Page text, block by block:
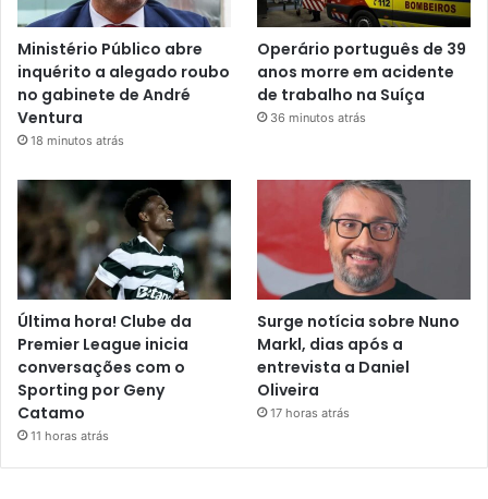
Ministério Público abre
inquérito a alegado roubo
no gabinete de André
Ventura
18 minutos atrás
Operário português de 39
anos morre em acidente
de trabalho na Suíça
36 minutos atrás
Última hora! Clube da
Premier League inicia
conversações com o
Sporting por Geny
Catamo
11 horas atrás
Surge notícia sobre Nuno
Markl, dias após a
entrevista a Daniel
Oliveira
17 horas atrás